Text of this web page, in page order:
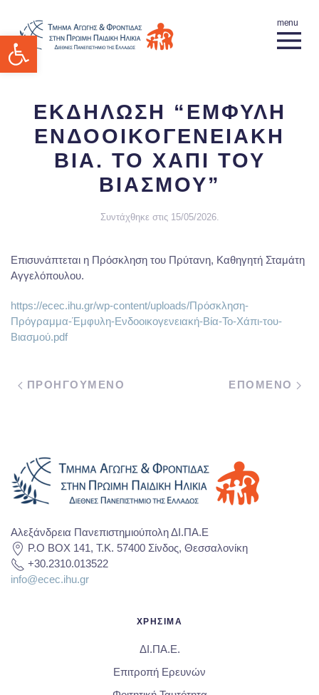
Ανοίξτε τη γραμμή εργαλείων
ΕΚΔΗΛΩΣΗ “ΕΜΦΥΛΗ
ΕΝΔΟΟΙΚΟΓΕΝΕΙΑΚΗ
ΒΙΑ. ΤΟ ΧΑΠΙ ΤΟΥ
ΒΙΑΣΜΟΥ”
Συντάχθηκε στις 15/05/2026.
Επισυνάπτεται η Πρόσκληση του Πρύτανη, Καθηγητή Σταμάτη
Αγγελόπουλου.
https://ecec.ihu.gr/wp-content/uploads/Πρόσκληση-
Πρόγραμμα-Έμφυλη-Ενδοοικογενειακή-Βία-Το-Χάπι-του-
Βιασμού.pdf
ΠΡΟΗΓΟΥΜΕΝΟ ΕΠΟΜΕΝΟ
Αλεξάνδρεια Πανεπιστημιούπολη ΔΙ.ΠΑ.Ε
P.O BOX 141, T.K. 57400 Σίνδος, Θεσσαλονίκη
+30.2310.013522
info@ecec.ihu.gr
ΧΡΗΣΙΜΑ
ΔΙ.ΠΑ.Ε.
Επιτροπή Ερευνών